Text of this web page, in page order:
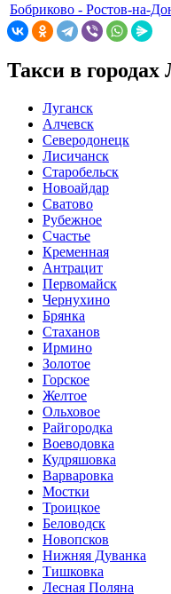
Бобриково - Ростов-на-
Такси в
Луганск
Алчевск
Северодонецк
Лисичанск
Старобельск
Новоайдар
Сватово
Рубежное
Счастье
Кременная
Антрацит
Первомайск
Чернухино
Брянка
Стаханов
Ирмино
Золотое
Горское
Желтое
Ольховое
Райгородка
Воеводовка
Кудряшовка
Варваровка
Мостки
Троицкое
Беловодск
Новопсков
Нижняя Дуванка
Тишковка
Лесная Поляна